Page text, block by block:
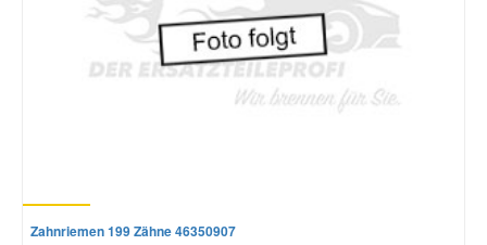
Zahnriemen 199 Zähne 46350907